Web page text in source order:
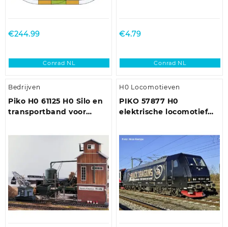
€244.99
Conrad NL
€4.79
Conrad NL
Bedrijven
Piko H0 61125 H0 Silo en
transportband voor
H0 Locomotieven
PIKO 57877 H0
elektrische locomotief
VI.